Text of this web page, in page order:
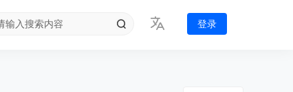
登录